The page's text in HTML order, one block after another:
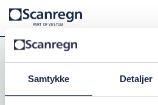
Samtykke Detaljer
PARTOF VESTUM
PE-Rør, Fittings, Kloak